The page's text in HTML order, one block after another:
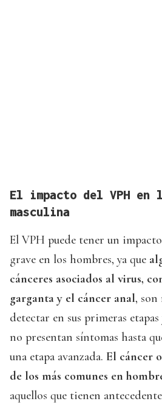
El impacto del VPH en
masculina
El VPH puede tener un
grave en los hombres, ya que
cánceres asociados al virus,
garganta y el cáncer anal, son
detectar en sus primeras etapas
no presentan síntomas hasta
una etapa avanzada. El cáncer
de los más comunes en
aquellos que tienen